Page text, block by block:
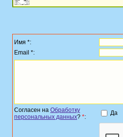
Имя *:
Email *:
Согласен на Обработку
персональных данных? *:
Да